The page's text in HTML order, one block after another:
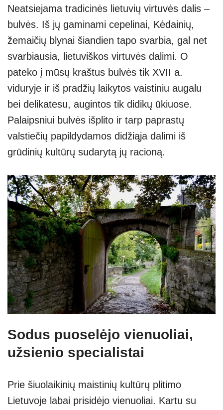
Neatsiejama tradicinės lietuvių virtuvės dalis –
bulvės. Iš jų gaminami cepelinai, Kėdainių,
žemaičių blynai šiandien tapo svarbia, gal net
svarbiausia, lietuviškos virtuvės dalimi. O
pateko į mūsų kraštus bulvės tik XVII a.
viduryje ir iš pradžių laikytos vaistiniu augalu
bei delikatesu, augintos tik didikų ūkiuose.
Palaipsniui bulvės išplito ir tarp paprastų
valstiečių papildydamos didžiąja dalimi iš
grūdinių kultūrų sudarytą jų racioną.
Sodus puoselėjo vienuoliai,
užsienio specialistai
Prie šiuolaikinių maistinių kultūrų plitimo
Lietuvoje labai prisidėjo vienuoliai. Kartu su